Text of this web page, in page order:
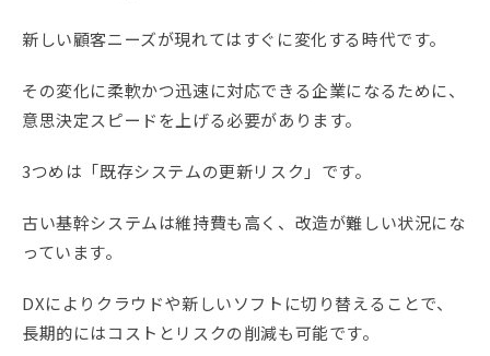
新しい顧客ニーズが現れてはすぐに変化する時代です。
その変化に柔軟かつ迅速に対応できる企業になるために、
意思決定スピードを上げる必要があります。
3つめは「既存システムの更新リスク」です。
古い基幹システムは維持費も高く、改造が難しい状況にな
っています。
DXによりクラウドや新しいソフトに切り替えることで、
長期的にはコストとリスクの削減も可能です。